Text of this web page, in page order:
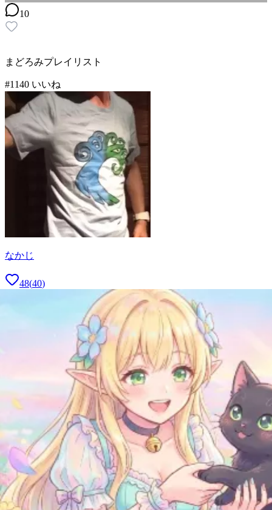
10
まどろみプレイリスト
#1140 いいね
なかじ
48(40)